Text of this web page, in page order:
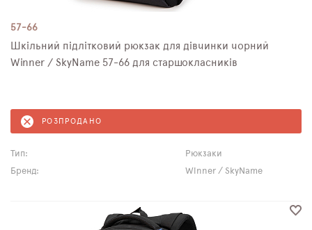
57-66
Шкільний підлітковий рюкзак для дівчинки чорний
Winner / SkyNamе 57-66 для старшокласників
РОЗПРОДАНО
Тип:
Рюкзаки
Бренд:
Winner / SkyName